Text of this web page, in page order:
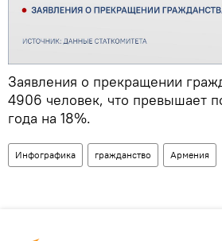
Заявления о прекращении
4906 человек, что превышает
года на 18%.
Инфографика гражданство Армения